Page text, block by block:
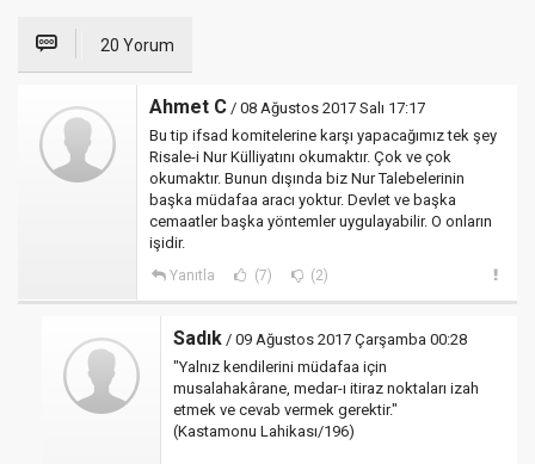
20 Yorum
Ahmet C / 08 Ağustos 2017 Salı 17:17
Bu tip ifsad komitelerine karşı yapacağımız tek şey
Risale-i Nur Külliyatını okumaktır. Çok ve çok
okumaktır. Bunun dışında biz Nur Talebelerinin
başka müdafaa aracı yoktur. Devlet ve başka
cemaatler başka yöntemler uygulayabilir. O onların
işidir.
Yanıtla (7) (2)
Sadık / 09 Ağustos 2017 Çarşamba 00:28
"Yalnız kendilerini müdafaa için
musalahakârane, medar-ı itiraz noktaları izah
etmek ve cevab vermek gerektir."
(Kastamonu Lahikası/196)